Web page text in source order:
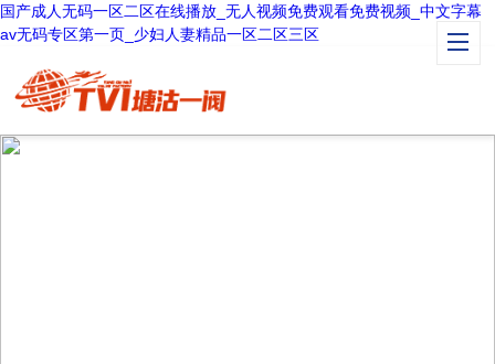
国产成人无码一区二区在线播放_无人视频免费观看免费视频_中文字幕
av无码专区第一页_少妇人妻精品一区二区三区